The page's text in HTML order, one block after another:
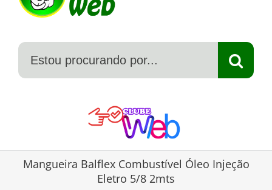
Mangueira Balflex Combustível Óleo Injeção
Eletro 5/8 2mts